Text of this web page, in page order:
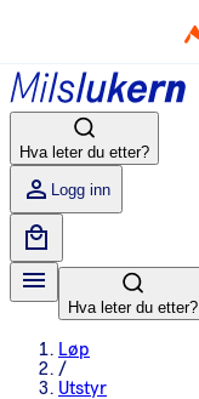
Hva leter du etter?
Logg inn
Hva leter du etter?
Løp
/
Utstyr